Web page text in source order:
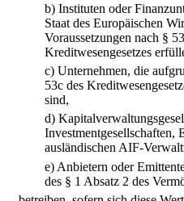
b) Instituten oder
Staat des Europäischen
Voraussetzungen nach §
Kreditwesengesetzes
c) Unternehmen, die
53c des
sind,
d)
Investmentgesellschaften,
ausländischen AIF-
e) Anbietern oder
des § 1 Absatz 2 des